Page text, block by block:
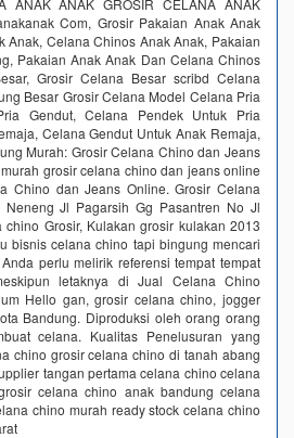
ANAK ANAK GROSIR CELANA ANAK
Com, Grosir Pakaian Anak Anak
Anak, Celana Chinos Anak Anak, Pakaian
Pakaian Anak Anak Dan Celana Chinos
Grosir Celana Besar scribd Celana
Besar Grosir Celana Model Celana Pria
Gendut, Celana Pendek Untuk Pria
Celana Gendut Untuk Anak Remaja,
Murah: Grosir Celana Chino dan Jeans
grosir celana chino dan jeans online
Chino dan Jeans Online. Grosir Celana
Neneng Jl Pagarsih Gg Pasantren No Jl
chino Grosir, Kulakan grosir kulakan 2013
bisnis celana chino tapi bingung mencari
perlu melirik referensi tempat tempat
letaknya di Jual Celana Chino
Hello gan, grosir celana chino, jogger
Bandung. Diproduksi oleh orang orang
celana. Kualitas Penelusuran yang
chino grosir celana chino di tanah abang
tangan pertama celana chino celana
celana chino anak bandung celana
chino murah ready stock celana chino